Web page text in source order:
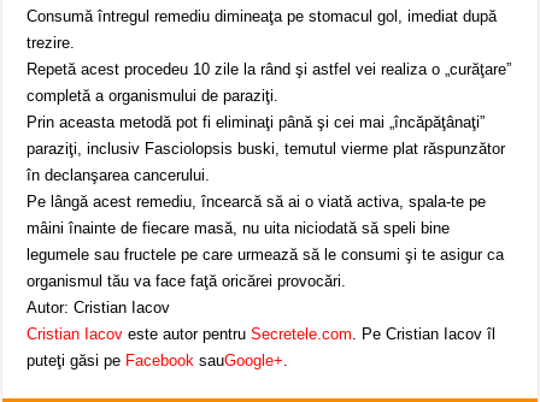
Consumă întregul remediu dimineaţa pe stomacul gol, imediat după
trezire.
Repetă acest procedeu 10 zile la rând şi astfel vei realiza o „curăţare”
completă a organismului de paraziţi.
Prin aceasta metodă pot fi eliminaţi până şi cei mai „încăpăţânaţi”
paraziţi, inclusiv Fasciolopsis buski, temutul vierme plat răspunzător
în declanşarea cancerului.
Pe lângă acest remediu, încearcă să ai o viată activa, spala-te pe
mâini înainte de fiecare masă, nu uita niciodată să speli bine
legumele sau fructele pe care urmează să le consumi şi te asigur ca
organismul tău va face faţă oricărei provocări.
Autor: Cristian Iacov
Cristian Iacov este autor pentruSecretele.com . Pe Cristian Iacov îl
puteţi găsi pe FacebooksauGoogle+